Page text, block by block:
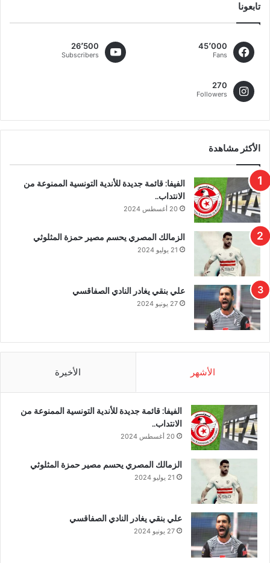
تابعونا
45٬000
Fans
26٬500
Subscribers
270
Followers
الأكثر مشاهدة
الفيفا: قائمة جديدة للأندية التونسية الممنوعة من
الانتداب..
20 أغسطس 2024
الزمالك المصري يحسم مصير حمزة المثلوثي
21 يوليو 2024
علي بنقي يغادر النادي الصفاقسي
27 يونيو 2024
الأشهر الأخيرة
الفيفا: قائمة جديدة للأندية التونسية الممنوعة من
الانتداب..
20 أغسطس 2024
الزمالك المصري يحسم مصير حمزة المثلوثي
21 يوليو 2024
علي بنقي يغادر النادي الصفاقسي
27 يونيو 2024